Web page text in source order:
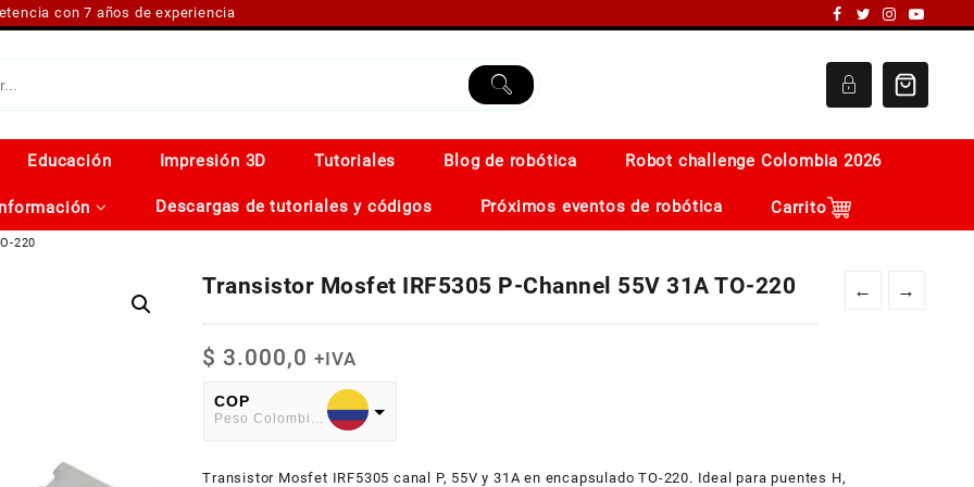
con 7 años de experiencia
Educación Impresión 3D Tutoriales Blog de robótica Robot challenge Colombia 2026
Descargas de tutoriales y códigos Próximos eventos de robótica Carrito
220
← →
Transistor Mosfet IRF5305 P-Channel 55V 31A TO-220
$ 3.000,0 +IVA
COP
Peso Colombiano
American Dollar
Transistor Mosfet IRF5305 canal P, 55V y 31A en encapsulado TO-220. Ideal para puentes H,